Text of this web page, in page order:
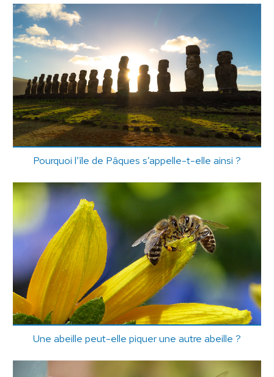
Pourquoi l’île de Pâques s’appelle-t-elle ainsi ?
Une abeille peut-elle piquer une autre abeille ?